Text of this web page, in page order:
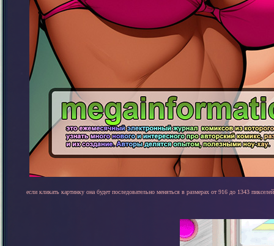
если кликать картинку она будет последовательно меняться в размерах от 916 до 1343